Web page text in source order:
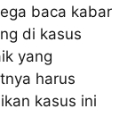
baca kabar
di kasus
yang
harus
kasus ini